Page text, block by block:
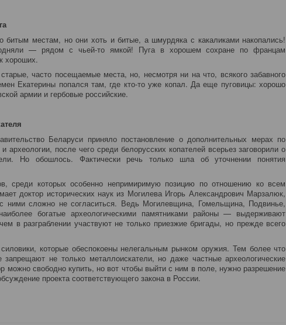
местам, но они хоть и битые, а шмурдяка с какаликами накопались!
— рядом с чьей-то ямкой! Пуга в хорошем сохране по францам
хороших.
часто посещаемые места, но, несмотря ни на что, всякого забавного
Екатерины попался там, где кто-то уже копал. Да еще пуговицы: хорошо
армии и гербовые российские.
Беларуси приняло постановление о дополнительных мерах по
археологии, после чего среди белорусских копателей всерьез заговорили о
Но обошлось. Фактически речь только шла об уточнении понятия
среди которых особенно непримиримую позицию по отношению ко всем
доктор исторических наук из Могилева Игорь Александрович Марзалюк,
ними сложно не согласиться. Ведь Могилевщина, Гомельщина, Подвинье,
богатые археологическими памятниками районы — выдерживают
в разграблении участвуют не только приезжие бригады, но прежде всего
которые обеспокоены нелегальным рынком оружия. Тем более что
не только металлоискатели, но даже частные археологические
можно свободно купить, но вот чтобы выйти с ним в поле, нужно разрешение
проекта соответствующего закона в России.